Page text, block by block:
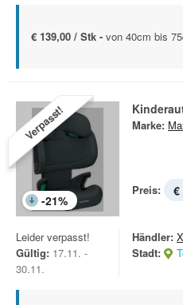
€ 139,00 / Stk - von 40cm bis
Verpasst!
-21%
Marke:
Preis: €
Leider verpasst!
Gültig: 17.11. -
30.11.
Händler:
Stadt: